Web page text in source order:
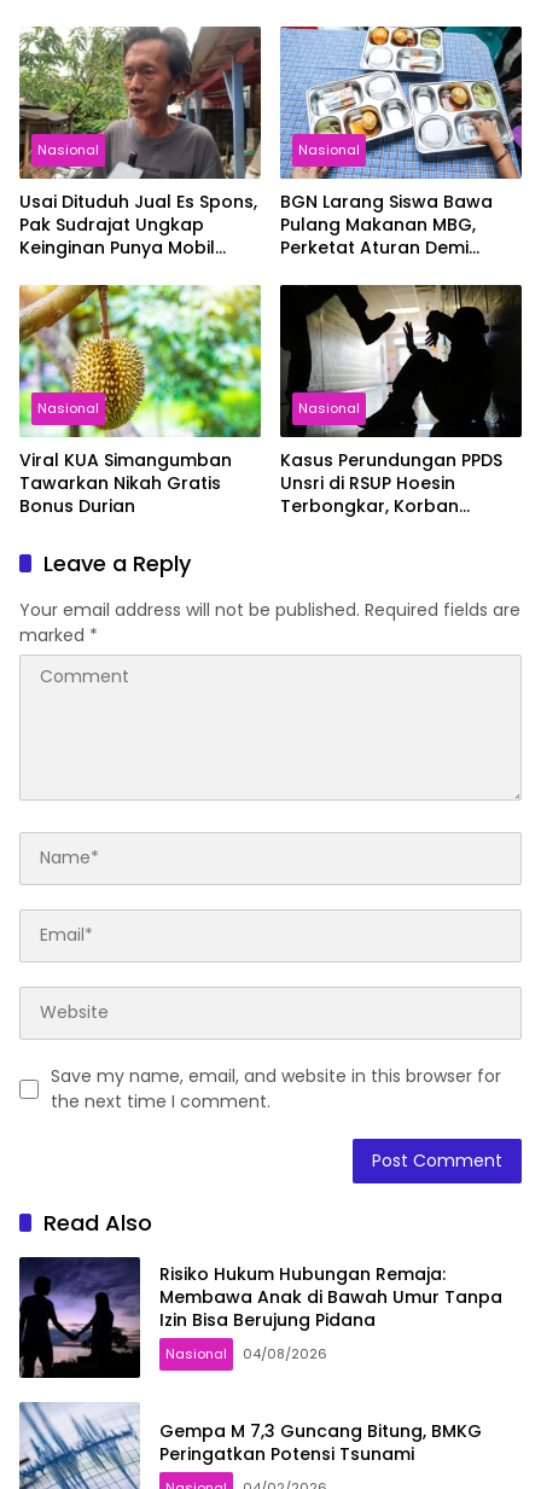
Nasional
Usai Dituduh Jual Es Spons,
Pak Sudrajat Ungkap
Keinginan Punya Mobil
Nasional
BGN Larang Siswa Bawa
Pulang Makanan MBG,
Perketat Aturan Demi
Nasional
Viral KUA Simangumban
Tawarkan Nikah Gratis
Bonus Durian
Nasional
Kasus Perundungan PPDS
Unsri di RSUP Hoesin
Terbongkar, Korban
Leave a Reply
Your email address will not be published. Required fields are
marked *
Save my name, email, and website in this browser for
the next time I comment.
Read Also
Risiko Hukum Hubungan Remaja:
Membawa Anak di Bawah Umur Tanpa
Izin Bisa Berujung Pidana
Nasional 04/08/2026
Gempa M 7,3 Guncang Bitung, BMKG
Peringatkan Potensi Tsunami